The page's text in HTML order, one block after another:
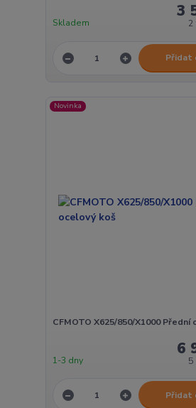
3
2
Skladem
Přidat
Novinka
CFMOTO X625/850/X1000 Přední
6
5
1-3 dny
Přidat